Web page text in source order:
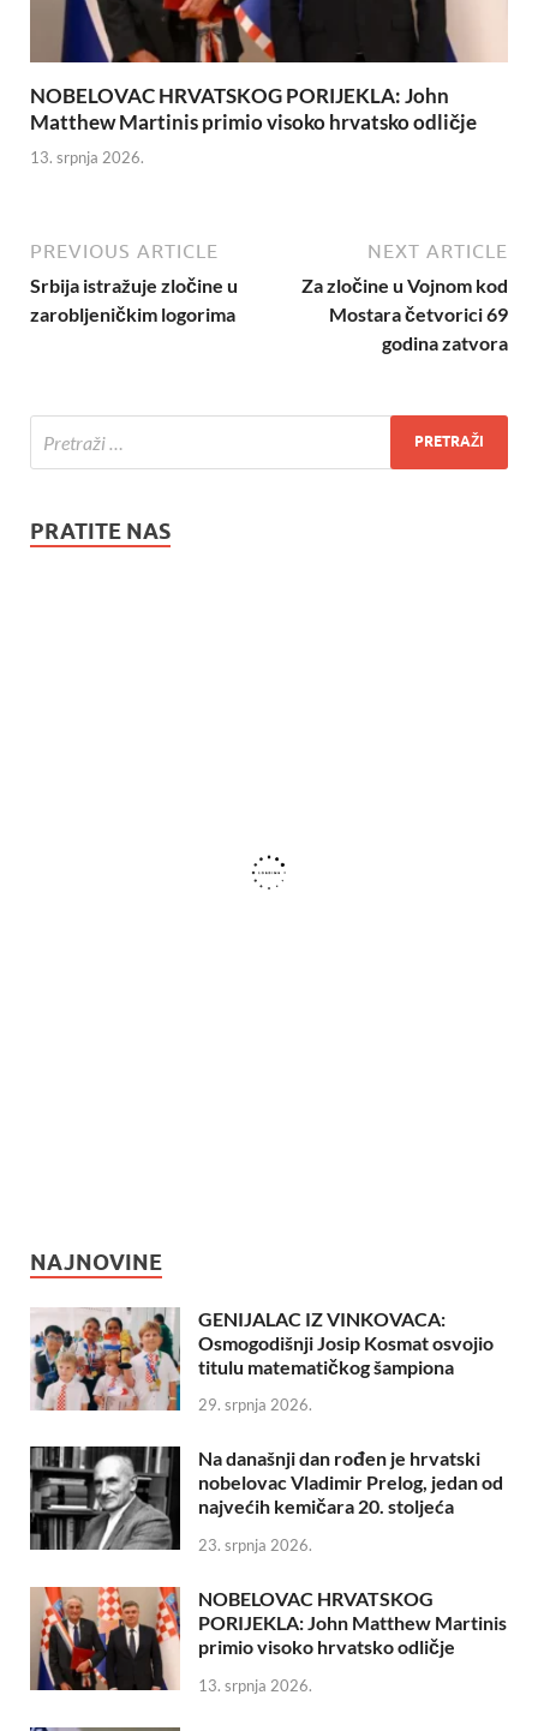
NOBELOVAC HRVATSKOG PORIJEKLA: John
Matthew Martinis primio visoko hrvatsko odličje
13. srpnja 2026.
PREVIOUS ARTICLE
Srbija istražuje zločine u
zarobljeničkim logorima
NEXT ARTICLE
Za zločine u Vojnom kod
Mostara četvorici 69
godina zatvora
PRATITE NAS
NAJNOVINE
GENIJALAC IZ VINKOVACA:
Osmogodišnji Josip Kosmat osvojio
titulu matematičkog šampiona
29. srpnja 2026.
Na današnji dan rođen je hrvatski
nobelovac Vladimir Prelog, jedan od
najvećih kemičara 20. stoljeća
23. srpnja 2026.
NOBELOVAC HRVATSKOG
PORIJEKLA: John Matthew Martinis
primio visoko hrvatsko odličje
13. srpnja 2026.